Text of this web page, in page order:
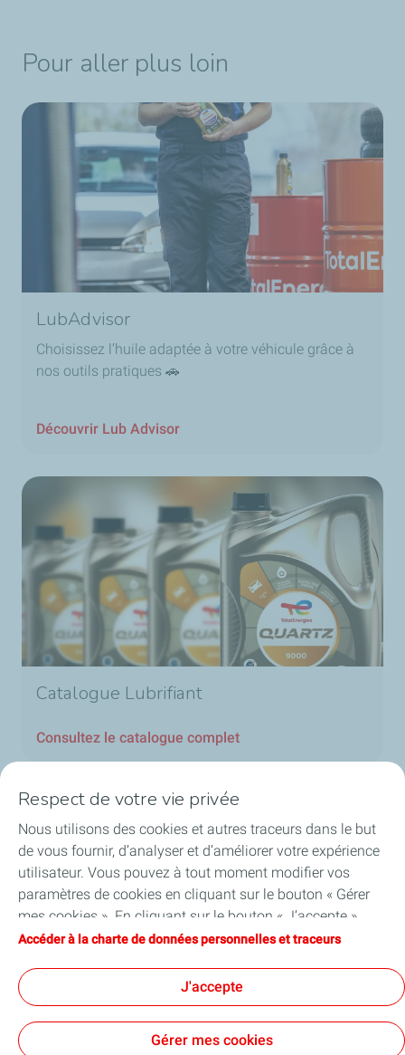
Pour aller plus loin
LubAdvisor
Choisissez l’huile adaptée à votre véhicule grâce à
nos outils pratiques 🚗
Découvrir Lub Advisor
Catalogue Lubrifiant
Consultez le catalogue complet
Nos secteurs au Luxembourg
Nos produits
Liens utiles
Nos sites au Luxembourg
Respect de votre vie privée
Nous utilisons des cookies et autres traceurs dans le but
de vous fournir, d’analyser et d’améliorer votre expérience
utilisateur. Vous pouvez à tout moment modifier vos
paramètres de cookies en cliquant sur le bouton « Gérer
mes cookies ». En cliquant sur le bouton « J’accepte »,
vous acceptez le dépôt de l’ensemble des cookies. Dans le
techniques nécessaires au bon fonctionnement du site
seront utilisés. Pour plus d’informations, vous pouvez
consulter la page « Charte de données personnelles et
traceurs ».
Accéder à la charte de données personnelles et traceurs
J'accepte
Gérer mes cookies